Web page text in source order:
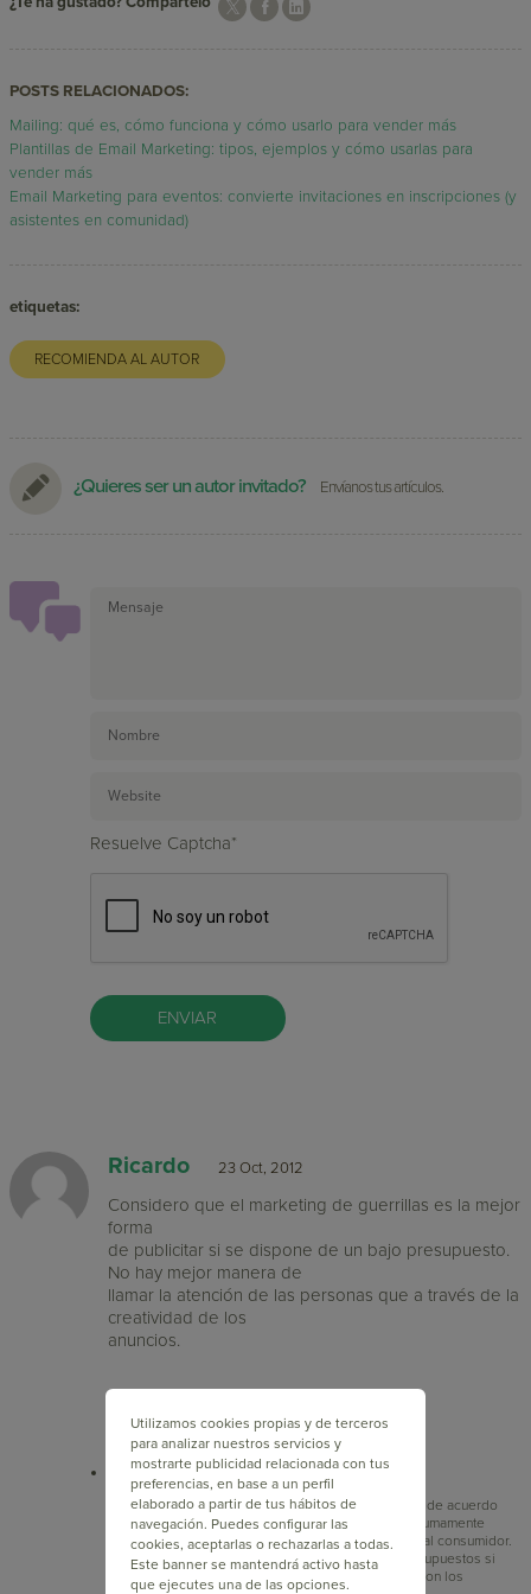
POSTS RELACIONADOS:
Mailing: qué es, cómo funciona y cómo usarlo para vender más
Plantillas de Email Marketing: tipos, ejemplos y cómo usarlas para
vender más
Email Marketing para eventos: convierte invitaciones en inscripciones (y
asistentes en comunidad)
etiquetas:
RECOMIENDA AL AUTOR
¿Quieres ser un autor invitado? Envíanos tus artículos.
Resuelve Captcha*
Ricardo 23 Oct, 2012
Considero que el marketing de guerrillas es la mejor
forma
de publicitar si se dispone de un bajo presupuesto.
No hay mejor manera de
llamar la atención de las personas que a través de la
creatividad de los
anuncios.
RESPONDER
fromdoppler 23 Oct, 2012
Hola Ricardo. Estamos completamente de acuerdo
contigo. El Marketing de Guerrilla es sumamente
creativo e ingenioso y eso sorprende al consumidor.
Además no se necesitan grandes presupuestos si
tienes ideas originales y que rompan con los
Utilizamos cookies propias y de terceros
para analizar nuestros servicios y
mostrarte publicidad relacionada con tus
preferencias, en base a un perfil
elaborado a partir de tus hábitos de
navegación. Puedes configurar las
cookies, aceptarlas o rechazarlas a todas.
Este banner se mantendrá activo hasta
que ejecutes una de las opciones.